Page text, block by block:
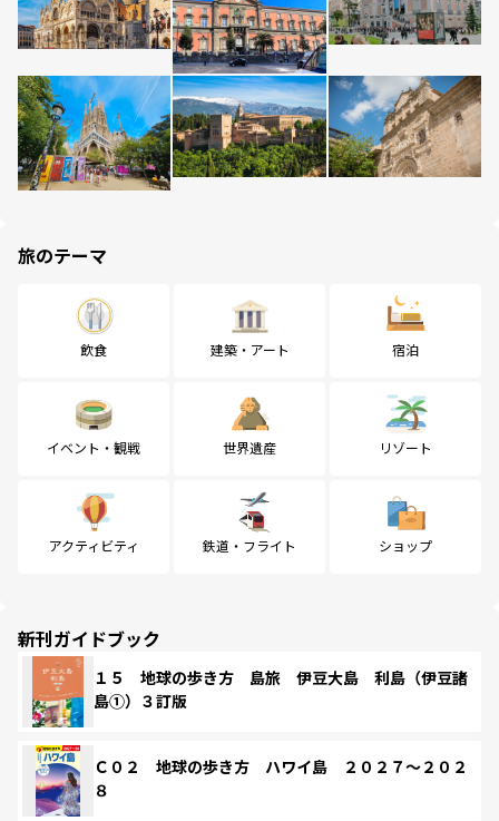
旅のテーマ
飲食 建築・アート 宿泊
イベント・観戦 世界遺産 リゾート
アクティビティ 鉄道・フライト ショップ
新刊ガイドブック
１５ 地球の歩き方 島旅 伊豆大島 利島（伊豆諸
島①）３訂版
Ｃ０２ 地球の歩き方 ハワイ島 ２０２７～２０２
８